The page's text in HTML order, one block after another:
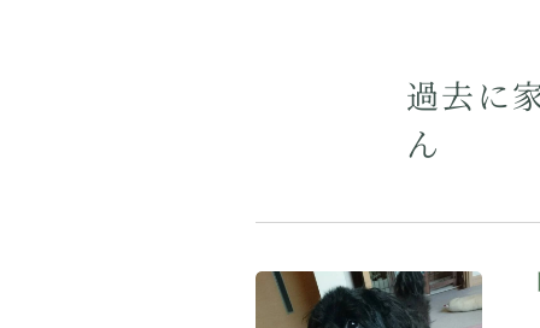
過去に
ん